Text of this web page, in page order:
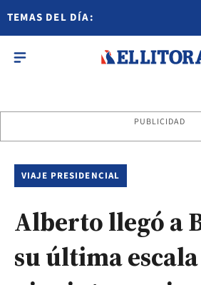
TEMAS DEL DÍA:
PUBLICIDAD
VIAJE PRESIDENCIAL
Alberto llegó a
su última